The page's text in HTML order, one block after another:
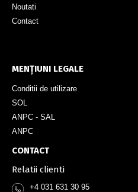
Noutati
Contact
MENȚIUNI LEGALE
Conditii de utilizare
SOL
ANPC - SAL
ANPC
CONTACT
Relatii clienti
+4 031 631 30 95